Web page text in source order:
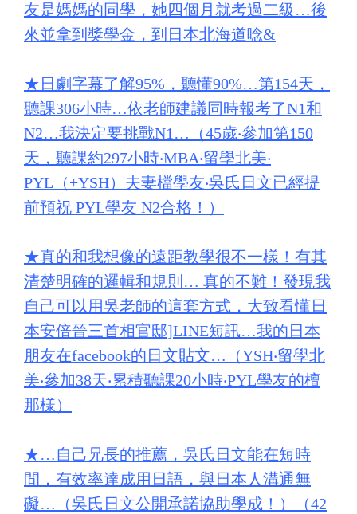
友是媽媽的同學，她四個月就考過二級…後
來並拿到獎學金，到日本北海道唸&
★ 日劇字幕了解95%，聽懂90%…第154天，
聽課306小時…依老師建議同時報考了N1和
N2…我決定要挑戰N1…（45歲‧參加第150
天，聽課約297小時‧MBA‧留學北美‧
PYL（+YSH）夫妻檔學友‧吳氏日文已經提
前預祝 PYL學友 N2合格！）
★真的和我想像的遠距教學很不一樣！有其
清楚明確的邏輯和規則… 真的不難！發現我
自己可以用吳老師的這套方式，大致看懂日
本安倍晉三首相官邸]LINE短訊…我的日本
朋友在facebook的日文貼文…（YSH‧留學北
美‧參加38天‧累積聽課20小時‧PYL學友的檀
那様）
★…自己兄長的推薦，吳氏日文能在短時
間，有效率達成用日語，與日本人溝通無
礙…（吳氏日文公開承諾協助學成！）（42